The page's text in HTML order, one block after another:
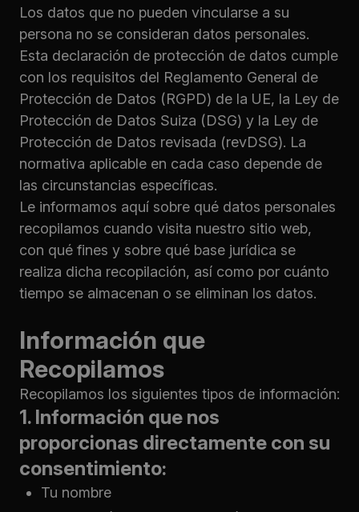
Los datos que no pueden vincularse a su
persona no se consideran datos personales.
Esta declaración de protección de datos cumple
con los requisitos del Reglamento General de
Protección de Datos (RGPD) de la UE, la Ley de
Protección de Datos Suiza (DSG) y la Ley de
Protección de Datos revisada (revDSG). La
normativa aplicable en cada caso depende de
las circunstancias específicas.
Le informamos aquí sobre qué datos personales
recopilamos cuando visita nuestro sitio web,
con qué fines y sobre qué base jurídica se
realiza dicha recopilación, así como por cuánto
tiempo se almacenan o se eliminan los datos.
Información que
Recopilamos
Recopilamos los siguientes tipos de información:
1. Información que nos
proporcionas directamente con su
consentimiento:
Tu nombre